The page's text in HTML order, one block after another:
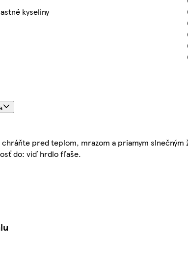
kyseliny
pred teplom, mrazom a priamym
do: viď hrdlo fľaše.